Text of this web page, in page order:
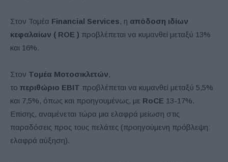
Στον Τομέα Financial Services, η απόδοση ιδίων
κεφαλαίων ( ROE ) προβλέπεται να κυμανθεί μεταξύ 13%
και 16%.
Στον Τομέα Μοτοσικλετών,
το περιθώριο EBIT προβλέπεται να κυμανθεί μεταξύ 5,5%
και 7,5%, όπως και προηγουμένως, με RoCE 13-17%.
Επίσης, αναμένεται τώρα μια ελαφρά μείωση στις
παραδόσεις προς τους πελάτες (προηγούμενη πρόβλεψη:
ελαφρά αύξηση).